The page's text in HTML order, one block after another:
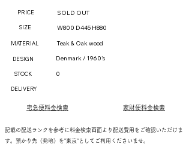
PRICE SOLD OUT
SIZE W800 D445 H880
MATERIAL Teak & Oak wood
DESIGN Denmark / 1960's
STOCK 0
DELIVERY
宅急便料金検索 家財便料金検索
記載の配送ランクを参考に料金検索画面より配送費用をご確認いただけま
す。預かり先（発地）を"東京"としてご利用くださいませ。